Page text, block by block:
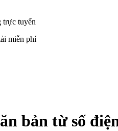
trực tuyến
miễn phí
bản từ số